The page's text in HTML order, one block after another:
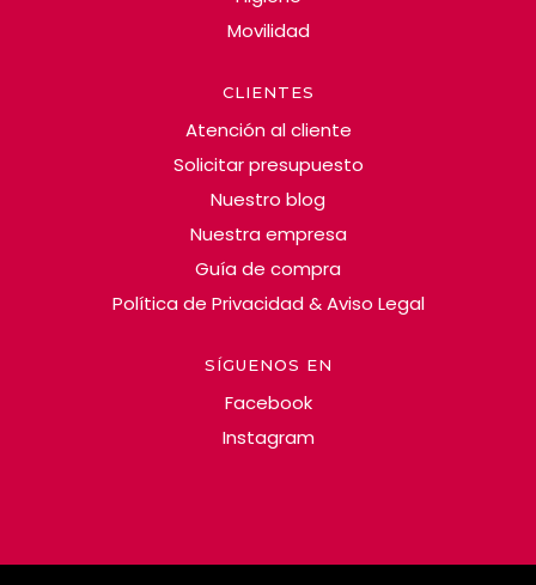
Movilidad
CLIENTES
Atención al cliente
Solicitar presupuesto
Nuestro blog
Nuestra empresa
Guía de compra
Política de Privacidad & Aviso Legal
SÍGUENOS EN
Facebook
Instagram